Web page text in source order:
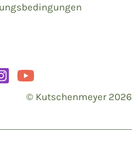
© Kutschenmeyer 2026